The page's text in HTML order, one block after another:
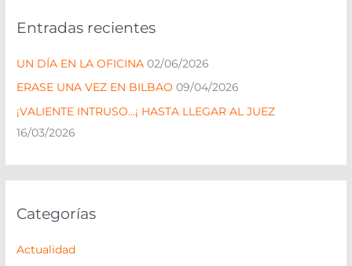
a
p
o
r
:
Entradas recientes
UN DÍA EN LA OFICINA 02/06/2026
ERASE UNA VEZ EN BILBAO 09/04/2026
¡VALIENTE INTRUSO…¡ HASTA LLEGAR AL JUEZ
16/03/2026
Categorías
Actualidad